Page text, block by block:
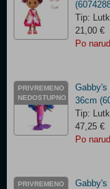
Tip:
21,00 €
Po
PRIVREMENO
NEDOSTUPNO
Gabby's
36cm
Tip:
47,25 €
Po
PRIVREMENO
Gabby's